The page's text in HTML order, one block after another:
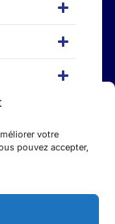
votre
pouvez accepter,